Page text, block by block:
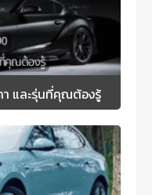
า และรุ่นที่คุณต้องรู้